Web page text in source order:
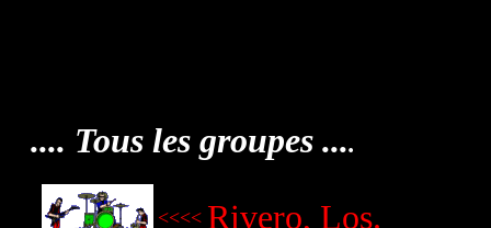
.... Tous les groupes ....
<<<< Rivero, Los.